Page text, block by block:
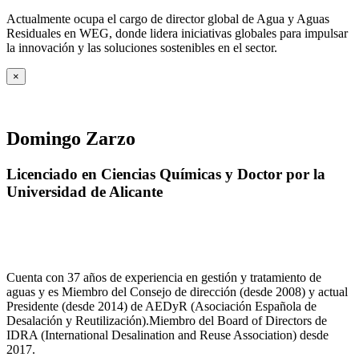
Actualmente ocupa el cargo de director global de Agua y Aguas
Residuales en WEG, donde lidera iniciativas globales para impulsar
la innovación y las soluciones sostenibles en el sector.
×
Domingo Zarzo
Licenciado en Ciencias Químicas y Doctor por la
Universidad de Alicante
Cuenta con 37 años de experiencia en gestión y tratamiento de
aguas y es Miembro del Consejo de dirección (desde 2008) y actual
Presidente (desde 2014) de AEDyR (Asociación Española de
Desalación y Reutilización).Miembro del Board of Directors de
IDRA (International Desalination and Reuse Association) desde
2017.